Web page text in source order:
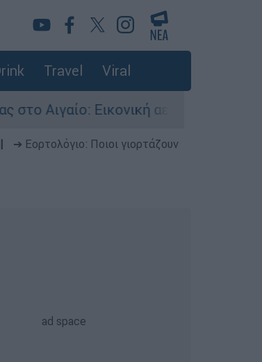
Travel Viral
Εικονική αερομαχία ανάμεσα σε
➔ Εορτολόγιο: Ποιοι γιορτάζουν